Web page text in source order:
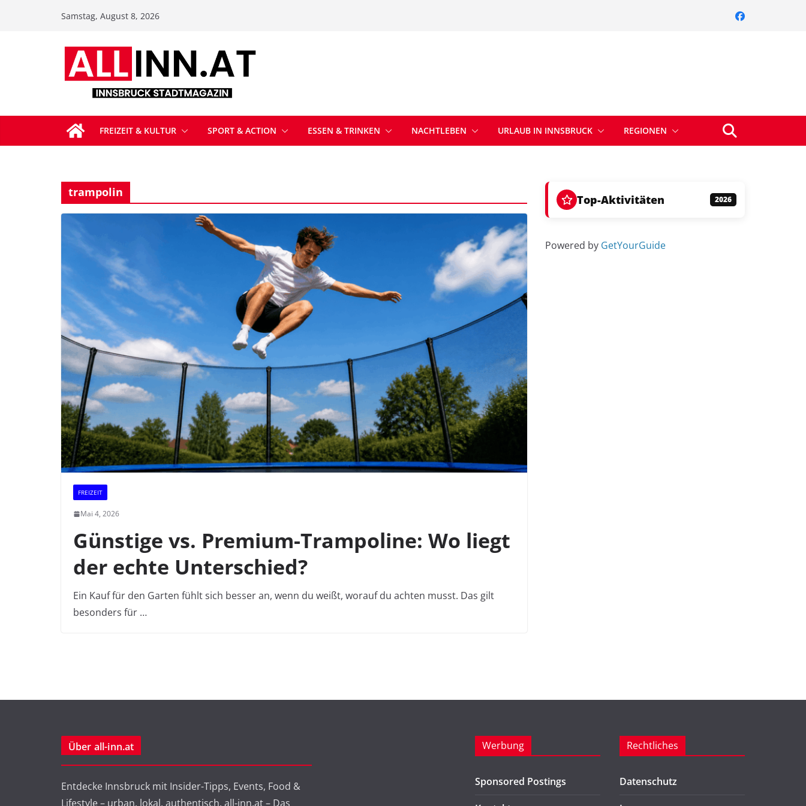
Samstag, August 8, 2026
FREIZEIT & KULTUR SPORT & ACTION ESSEN & TRINKEN NACHTLEBEN URLAUB IN INNSBRUCK REGIONEN
trampolin
FREIZEIT
Mai 4, 2026
Günstige vs. Premium-Trampoline: Wo liegt
der echte Unterschied?
Ein Kauf für den Garten fühlt sich besser an, wenn du weißt, worauf du achten musst. Das gilt
besonders für …
Top-Aktivitäten 2026
Powered by GetYourGuide
Über all-inn.at
Entdecke Innsbruck mit Insider-Tipps, Events, Food &
Lifestyle – urban, lokal, authentisch. all-inn.at – Das
Werbung
Sponsored Postings
Rechtliches
Datenschutz